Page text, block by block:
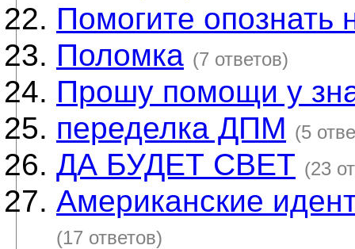
Помогите опознать
Поломка (7 ответов)
Прошу помощи у
переделка ДПМ (5
ДА БУДЕТ СВЕТ (23
Американские
(17 ответов)